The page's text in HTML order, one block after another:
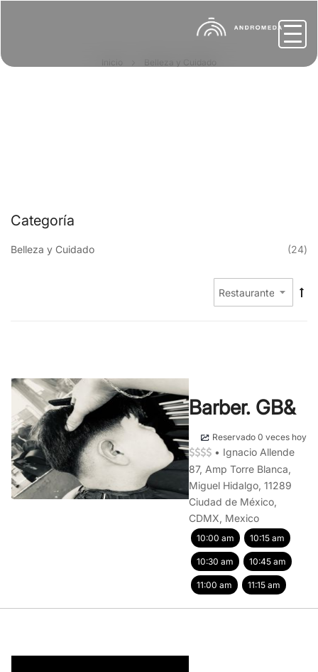
Inicio Belleza y Cuidado
Categoría
Belleza y Cuidado 24
Barber. GB&
Reservado 0 veces hoy
• Ignacio Allende
87, Amp Torre Blanca,
Miguel Hidalgo, 11289
Ciudad de México,
CDMX, Mexico
10:00 am 10:15 am
10:30 am 10:45 am
11:00 am 11:15 am